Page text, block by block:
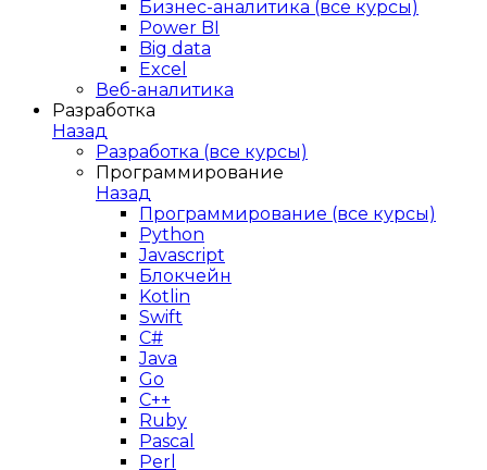
Бизнес-аналитика (все курсы)
Power BI
Big data
Excel
Веб-аналитика
Разработка
Назад
Разработка (все курсы)
Программирование
Назад
Программирование (все курсы)
Python
Javascript
Блокчейн
Kotlin
Swift
C#
Java
Go
C++
Ruby
Pascal
Perl